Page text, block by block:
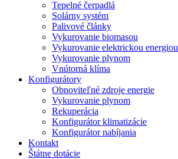
Tepelné čerpadlá
Solárny systém
Palivové články
Vykurovanie biomasou
Vykurovanie elektrickou energiou
Vykurovanie plynom
Vnútorná klíma
Konfigurátory
Obnoviteľné zdroje energie
Vykurovanie plynom
Rekuperácia
Konfigurátor klimatizácie
Konfigurátor nabíjania
Kontakt
Štátne dotácie